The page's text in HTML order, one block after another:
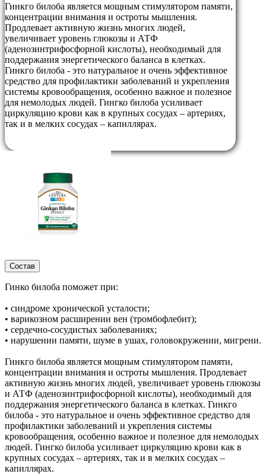
Гинкго билоба является мощным стимулятором памяти,
концентрации внимания и остроты мышления.
Продлевает активную жизнь многих людей,
увеличивает уровень глюкозы и АТФ
(аденозинтрифосфорной кислоты), необходимый для
поддержания энергетического баланса в клетках.
Гинкго билоба - это натуральное и очень эффективное
средство для профилактики заболеваний и укрепления
системы кровообращения, особенно важное и полезное
для немолодых людей. Гингко билоба усиливает
циркуляцию крови как в крупных сосудах – артериях,
так и в мелких сосудах – капиллярах.
Состав
Гинко билоба поможет при:
• синдроме хронической усталости;
• варикозном расширении вен (тромбофлебит);
• сердечно-сосудистых заболеваниях;
• нарушении памяти, шуме в ушах, головокружении, мигрени.
Гинкго билоба является мощным стимулятором памяти,
концентрации внимания и остроты мышления. Продлевает
активную жизнь многих людей, увеличивает уровень глюкозы
и АТФ (аденозинтрифосфорной кислоты), необходимый для
поддержания энергетического баланса в клетках. Гинкго
билоба - это натуральное и очень эффективное средство для
профилактики заболеваний и укрепления системы
кровообращения, особенно важное и полезное для немолодых
людей. Гингко билоба усиливает циркуляцию крови как в
крупных сосудах – артериях, так и в мелких сосудах –
капиллярах.